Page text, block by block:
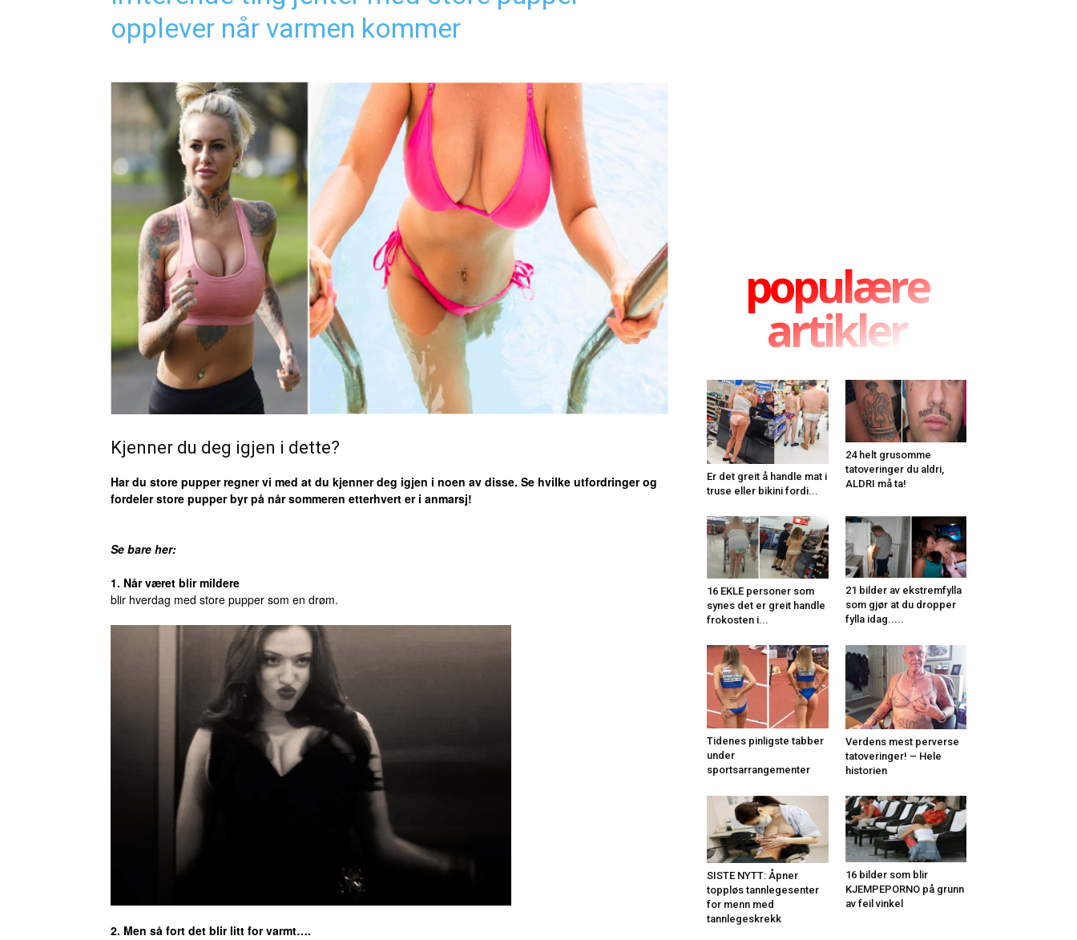
opplever når varmen kommer
Kjenner du deg igjen i dette?
Har du store pupper regner vi med at du kjenner deg igjen i noen av disse. Se hvilke utfordringer og
fordeler store pupper byr på når sommeren etterhvert er i anmarsj!
Se bare her:
1. Når været blir mildere
blir hverdag med store pupper som en drøm.
2. Men så fort det blir litt for varmt….
populære
artikler
Er det greit å handle mat i
truse eller bikini fordi...
24 helt grusomme
tatoveringer du aldri,
ALDRI må ta!
16 EKLE personer som
synes det er greit handle
frokosten i...
21 bilder av ekstremfylla
som gjør at du dropper
fylla idag.....
Tidenes pinligste tabber
under
sportsarrangementer
Verdens mest perverse
tatoveringer! – Hele
historien
SISTE NYTT: Åpner
toppløs tannlegesenter
for menn med
tannlegeskrekk
16 bilder som blir
KJEMPEPORNO på grunn
av feil vinkel